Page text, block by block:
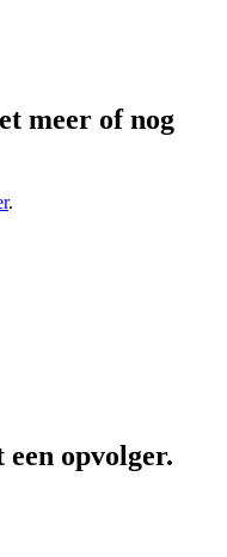
meer of nog
.
opvolger.